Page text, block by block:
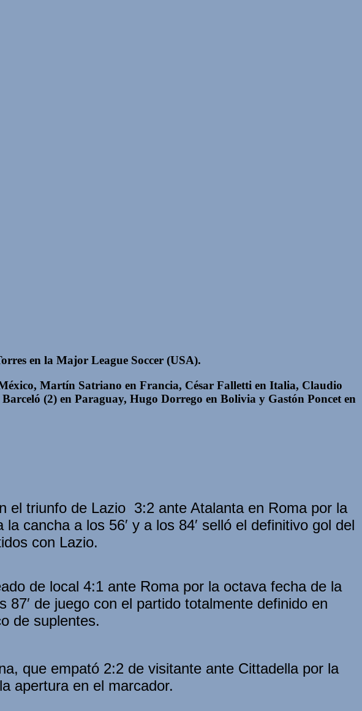
en la Major League Soccer (USA).
Martín Satriano en Francia, César Falletti en Italia, Claudio
(2) en Paraguay, Hugo Dorrego en Bolivia y Gastón Poncet en
el triunfo de Lazio 3:2 ante Atalanta en Roma por la
cancha a los 56′ y a los 84′ selló el definitivo gol del
con Lazio.
de local 4:1 ante Roma por la octava fecha de la
de juego con el partido totalmente definido en
de suplentes.
que empató 2:2 de visitante ante Cittadella por la
apertura en el marcador.